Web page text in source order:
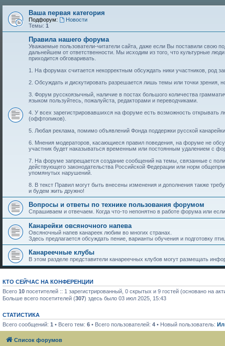
Ваша первая категория
Подфорум:
Новости
Темы: 1
Правила нашего форума
Уважаемые пользователи-читатели сайта, даже если Вы поставили свою
дальнейшем от ответственности. Мы исходим из того, что культурные
приходится обговаривать.
1. На форумах считается некорректным обсуждать ники участников, род
2. Обсуждать и дискутировать разрешается лишь темы или точки зрения,
3. Форум русскоязычный, наличие в постах большого количества
языком пользуйтесь, пожалуйста, редакторами и переводчиками.
4. У всех зарегистрировавшихся на форуме есть возможность
(оффтопиков).
5. Любая реклама, помимо объявлений Фонда поддержки русской
6. Мнения модераторов, касающиеся правил поведения, на форуме не
участник будет наказываться временным или постоянным удалением с
7. На форуме запрещается создание сообщений на темы, связанные с
действующего законодательства Российской Федерации или норм
упомянутых нарушений.
8. В текст Правил могут быть внесены изменения и дополнения также
и будем жить дружно!
Вопросы и ответы по технике пользования форумом
Спрашиваем и отвечаем. Когда что-то непонятно в работе форума или
Канарейки овсяночного напева
Овсяночный напев канареек любим во многих странах.
Здесь предлагается обсуждать пение, варианты обучения и подготовку
Канареечные клубы
В этом разделе представители канареечных клубов могут размещать
КТО СЕЙЧАС НА КОНФЕРЕНЦИИ
Всего 10 посетителей :: 1 зарегистрированный, 0 скрытых и 9 гостей (основано на
Больше всего посетителей (307) здесь было 03 июл 2025, 15:43
СТАТИСТИКА
Всего сообщений: 1 • Всего тем: 6 • Всего пользователей: 4 • Новый пользователь:
Список форумов